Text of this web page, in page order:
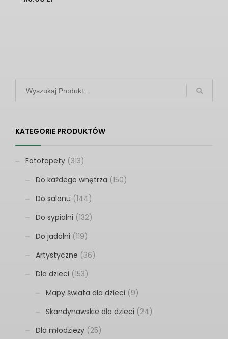
KATEGORIE PRODUKTÓW
Fototapety (313)
Do każdego wnętrza (150)
Do salonu (144)
Do sypialni (132)
Do jadalni (119)
Artystyczne (36)
Dla dzieci (153)
Mapy świata dla dzieci (9)
Skandynawskie dla dzieci (24)
Dla młodzieży (25)